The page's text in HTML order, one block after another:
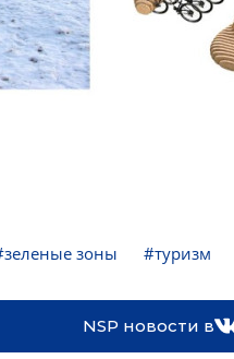
зоны #туризм
NSP новости в